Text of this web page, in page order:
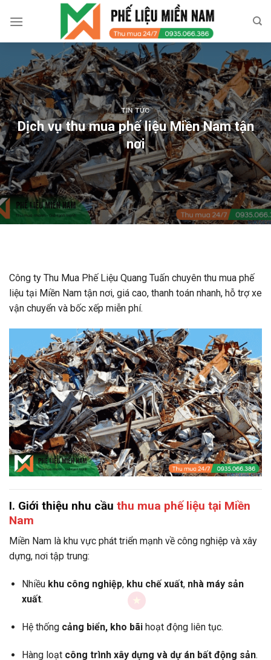
TIN TỨC
Dịch vụ thu mua phế liệu Miền Nam tận
nơi
Công ty Thu Mua Phế Liệu Quang Tuấn chuyên thu mua phế
liệu tại Miền Nam tận nơi, giá cao, thanh toán nhanh, hỗ trợ xe
vận chuyển và bốc xếp miễn phí.
I. Giới thiệu nhu cầu thu mua phế liệu tại Miền
Nam
Miền Nam là khu vực phát triển mạnh về công nghiệp và xây
dựng, nơi tập trung:
Nhiều khu công nghiệp, khu chế xuất, nhà máy sản
xuất.
Hệ thống cảng biển, kho bãihoạt động liên tục.
Hàng loạt công trình xây dựng và dự án bất động sản.